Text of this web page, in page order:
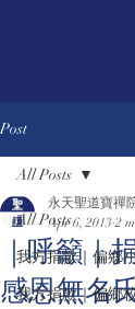
Post
All Posts
我方捐款｜偏鄉
我方捐款｜偏鄉
All Posts
｜呼籲｜
感恩無名
永天聖道寶禪
Apr 6, 2013 2